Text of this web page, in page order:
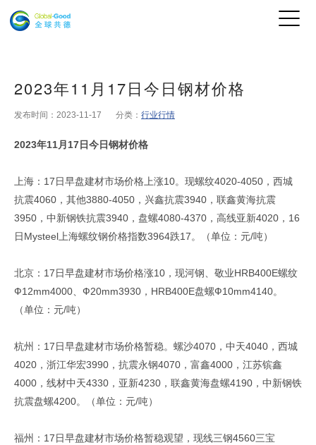
2023年11月17日今日钢材价格
发布时间：2023-11-17 分类： 行业行情
2023年11月17日今日钢材价格
上海：17日早盘建材市场价格上涨10。现螺纹4020-4050，西城
抗震4060，其他3880-4050，兴鑫抗震3940，联鑫黄海抗震
3950，中新钢铁抗震3940，盘螺4080-4370，高线亚新4020，16
日Mysteel上海螺纹钢价格指数3964跌17。（单位：元/吨）
北京：17日早盘建材市场价格涨10，现河钢、敬业HRB400E螺纹
Ф12mm4000、Ф20mm3930，HRB400E盘螺Ф10mm4140。
（单位：元/吨）
杭州：17日早盘建材市场价格暂稳。螺沙4070，中天4040，西城
4020，浙江华宏3990，抗震永钢4070，富鑫4000，江苏镔鑫
4000，线材中天4330，亚新4230，联鑫黄海盘螺4190，中新钢铁
抗震盘螺4200。（单位：元/吨）
福州：17日早盘建材市场价格暂稳观望，现线三钢4560三宝